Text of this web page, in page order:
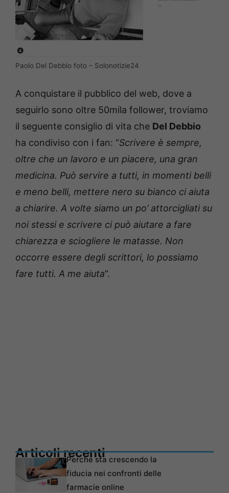
Paolo Del Debbio foto – Solonotizie24
A conquistare il pubblico del web, dove a
seguirlo sono oltre 50mila follower, troviamo
il seguente consiglio di vita che Del Debbio
ha condiviso con i fan: “Scrivere è sempre,
oltre che un lavoro e un piacere, una gran
medicina. Può servire a tutti, in momenti belli
e meno belli, mettere nero su bianco ci aiuta
a chiarire. A volte siamo un po’ attorcigliati su
noi stessi e scrivere ci può aiutare a fare
chiarezza e sciogliere le matasse. Non
occorre essere degli scrittori, lo possiamo
fare tutti. A me aiuta”.
Articoli recentiPerché sta crescendo la
fiducia nei confronti delle
farmacie online